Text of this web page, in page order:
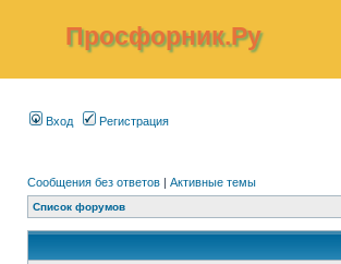
Просфорник.Ру
Вход Регистрация
Сообщения без ответов | Активные темы
Список форумов